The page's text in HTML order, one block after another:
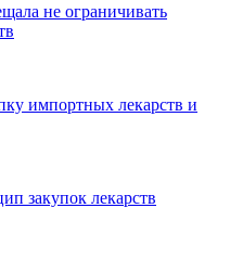
не ограничивать
импортных лекарств и
закупок лекарств